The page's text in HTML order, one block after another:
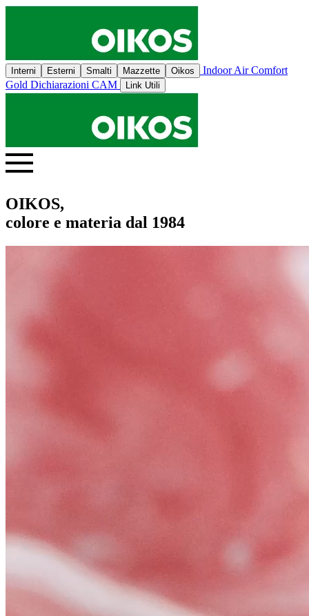
Interni Esterni Smalti Mazzette Oikos
Indoor Air Comfort
Gold Dichiarazioni CAM Link Utili
OIKOS,
colore e materia dal 1984